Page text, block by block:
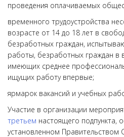
проведения оплачиваемых
временного трудоустройства
возрасте от 14 до 18 лет в
безработных граждан,
работы, безработных граждан в
имеющих среднее
ищущих работу впервые;
ярмарок вакансий и учебных
Участие в организации
третьем настоящего подпункта,
установленном Правительством